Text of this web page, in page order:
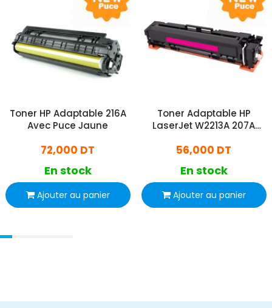
Toner HP Adaptable 216A
Avec Puce Jaune
72,000 DT
En stock
Ajouter au panier
Toner Adaptable HP
LaserJet W2213A 207A
56,000 DT
En stock
Ajouter au panier